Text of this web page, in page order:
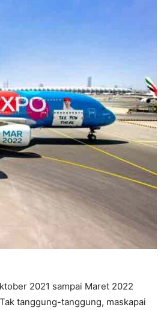
2021 sampai Maret 2022
tanggung-tanggung, maskapai